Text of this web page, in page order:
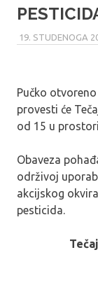
19. STUDENOGA
Pučko
provesti će
od 15 u
Obaveza
održivoj
akcijskog
pesticida.